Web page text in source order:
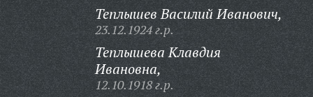
Теплышев Василий Иванович,
23.12.1924 г.р.
Теплышева Клавдия
Ивановна,
12.10.1918 г.р.